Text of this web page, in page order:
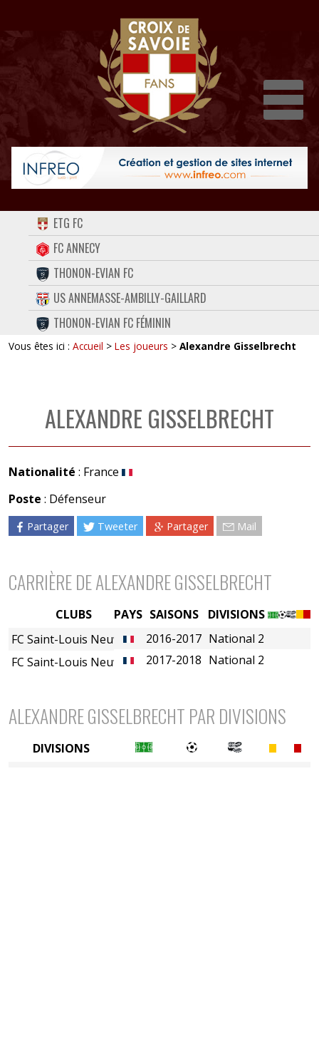
ACCUEIL
FORUM
CONTACT
FACEBOOK
TWITTER
ETG FC
FC ANNECY
THONON-EVIAN FC
US ANNEMASSE-AMBILLY-GAILLARD
THONON-EVIAN FC FÉMININ
Vous êtes ici : Accueil > Les joueurs > Alexandre Gisselbrecht
ALEXANDRE GISSELBRECHT
Nationalité : France
Poste : Défenseur
Partager Tweeter Partager Mail
CARRIÈRE DE ALEXANDRE GISSELBRECHT
PAYS SAISONS
DIVISIONS
2016-2017 National 2
2017-2018 National 2
CLUBS
FC Saint-Louis Neuweg
FC Saint-Louis Neuweg
ALEXANDRE GISSELBRECHT PAR DIVISIONS
DIVISIONS